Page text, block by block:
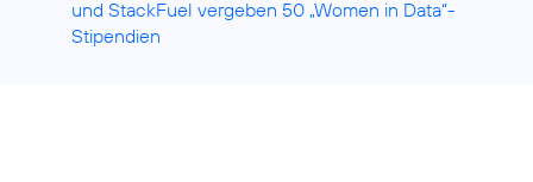
und StackFuel vergeben 50 „Women in Data“-
Stipendien